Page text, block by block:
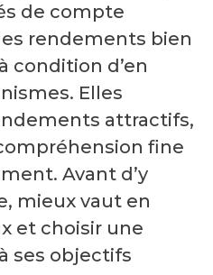
de compte
rendements bien
condition d’en
Elles
attractifs,
fine
Avant d’y
mieux vaut en
et choisir une
ses objectifs